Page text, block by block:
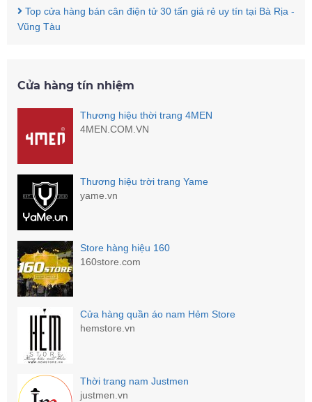
Top cửa hàng bán cân điện tử 30 tấn giá rẻ uy tín tại Bà Rịa -
Vũng Tàu
Cửa hàng tín nhiệm
Thương hiệu thời trang 4MEN
4MEN.COM.VN
Thương hiệu trời trang Yame
yame.vn
Store hàng hiệu 160
160store.com
Cửa hàng quần áo nam Hẻm Store
hemstore.vn
Thời trang nam Justmen
justmen.vn